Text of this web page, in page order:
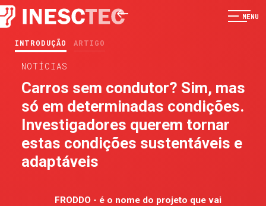
MENU
INTRODUÇÃO ARTIGO
NOTÍCIAS
Carros sem condutor? Sim, mas
só em determinadas condições.
Investigadores querem tornar
estas condições sustentáveis e
adaptáveis
FRODDO - é o nome do projeto que vai